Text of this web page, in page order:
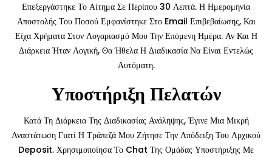
Επεξεργάστηκε Το Αίτημα Σε Περίπου 30 Λεπτά. Η Ημερομηνία
Αποστολής Του Ποσού Εμφανίστηκε Στο Email Επιβεβαίωσης, Και
Είχα Χρήματα Στον Λογαριασμό Μου Την Επόμενη Ημέρα. Αν Και Η
Διάρκεια Ήταν Λογική, Θα Ήθελα Η Διαδικασία Να Είναι Εντελώς
Αυτόματη.
Υποστήριξη Πελατών
Κατά Τη Διάρκεια Της Διαδικασίας Ανάληψης, Έγινε Μια Μικρή
Αναστάτωση Γιατί Η Τράπεζά Μου Ζήτησε Την Απόδειξη Του Αρχικού
Deposit. Χρησιμοποίησα Το Chat Της Ομάδας Υποστήριξης Με